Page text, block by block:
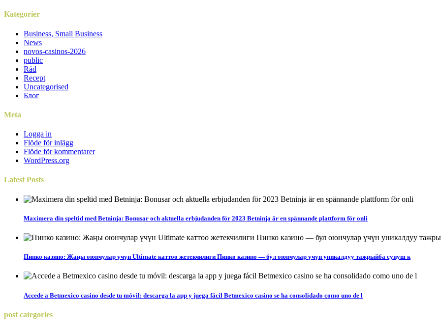
Kategorier
Business, Small Business
News
novos-casinos-2026
public
Råd
Recept
Uncategorised
Блог
Meta
Logga in
Flöde för inlägg
Flöde för kommentarer
WordPress.org
LatestPosts
Maximera din speltid med Betninja: Bonusar och aktuella erbjudanden för 2023 Betninja är en spännande plattform för onli
Пинко казино: Жаңы оюнчулар үчүн Ultimate каттоо жетекчилиги Пинко казино — бул оюнчулар үчүн уникалдуу тажрыйба сунуш к
Accede a Betmexico casino desde tu móvil: descarga la app y juega fácil Betmexico casino se ha consolidado como uno de l
post categories